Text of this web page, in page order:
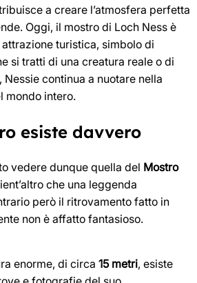
a creare l’atmosfera perfetta
Oggi, il mostro di Loch Ness è
turistica, simbolo di
si tratti di una creatura reale o di
continua a nuotare nella
mondo intero.
esiste davvero
vedere dunque quella del Mostro
che una leggenda
però il ritrovamento fatto in
non è affatto fantasioso.
enorme, di circa 15 metri, esiste